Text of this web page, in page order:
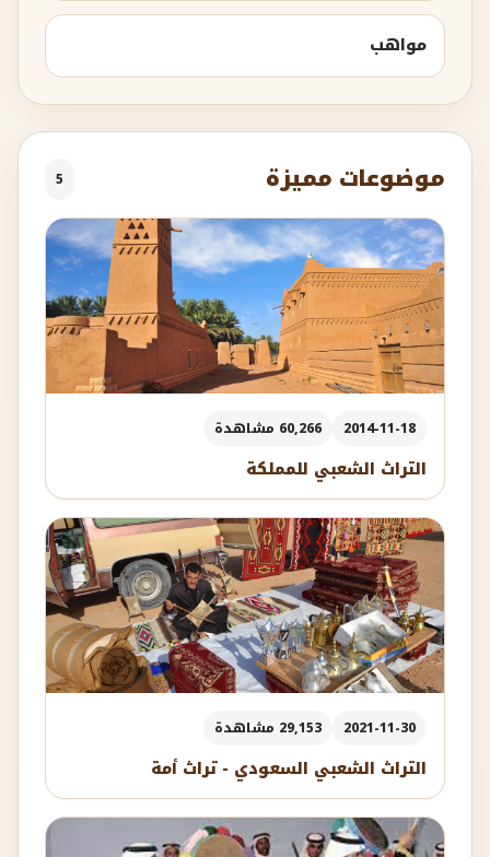
مواهب
موضوعات مميزة 5
2014-11-18 60,266 مشاهدة
التراث الشعبي للمملكة
2021-11-30 29,153 مشاهدة
التراث الشعبي السعودي - تراث أمة